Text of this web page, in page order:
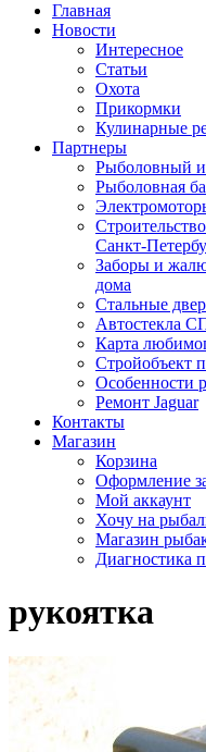
Главная
Новости
Интересное
Статьи
Охота
Прикормки
Кулинарные
Партнеры
Рыболовный
Рыболовная
Санкт-
Заборы и
дома
Стальные
Автостекла
Карта
Стройобъект
Особенности
Ремонт Jaguar
Контакты
Магазин
Корзина
Оформление
Мой аккаунт
Хочу на
Магазин
Диагностика
рукоятка